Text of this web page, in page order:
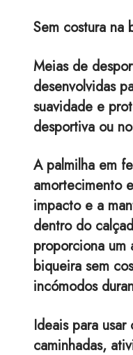
Sem costura na
Meias de
desenvolvidas
suavidade e
desportiva ou
A palmilha em
amortecimento
impacto e a
dentro do
proporciona um
biqueira sem
incómodos
Ideais para
caminhadas,